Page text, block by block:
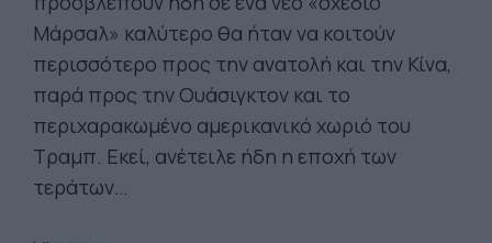
Μάρσαλ» καλύτερο θα ήταν να κοιτούν
περισσότερο προς την ανατολή και την Κίνα,
παρά προς την Ουάσιγκτον και το
περιχαρακωμένο αμερικανικό χωριό του
Τραμπ. Εκεί, ανέτειλε ήδη η εποχή των
τεράτων…